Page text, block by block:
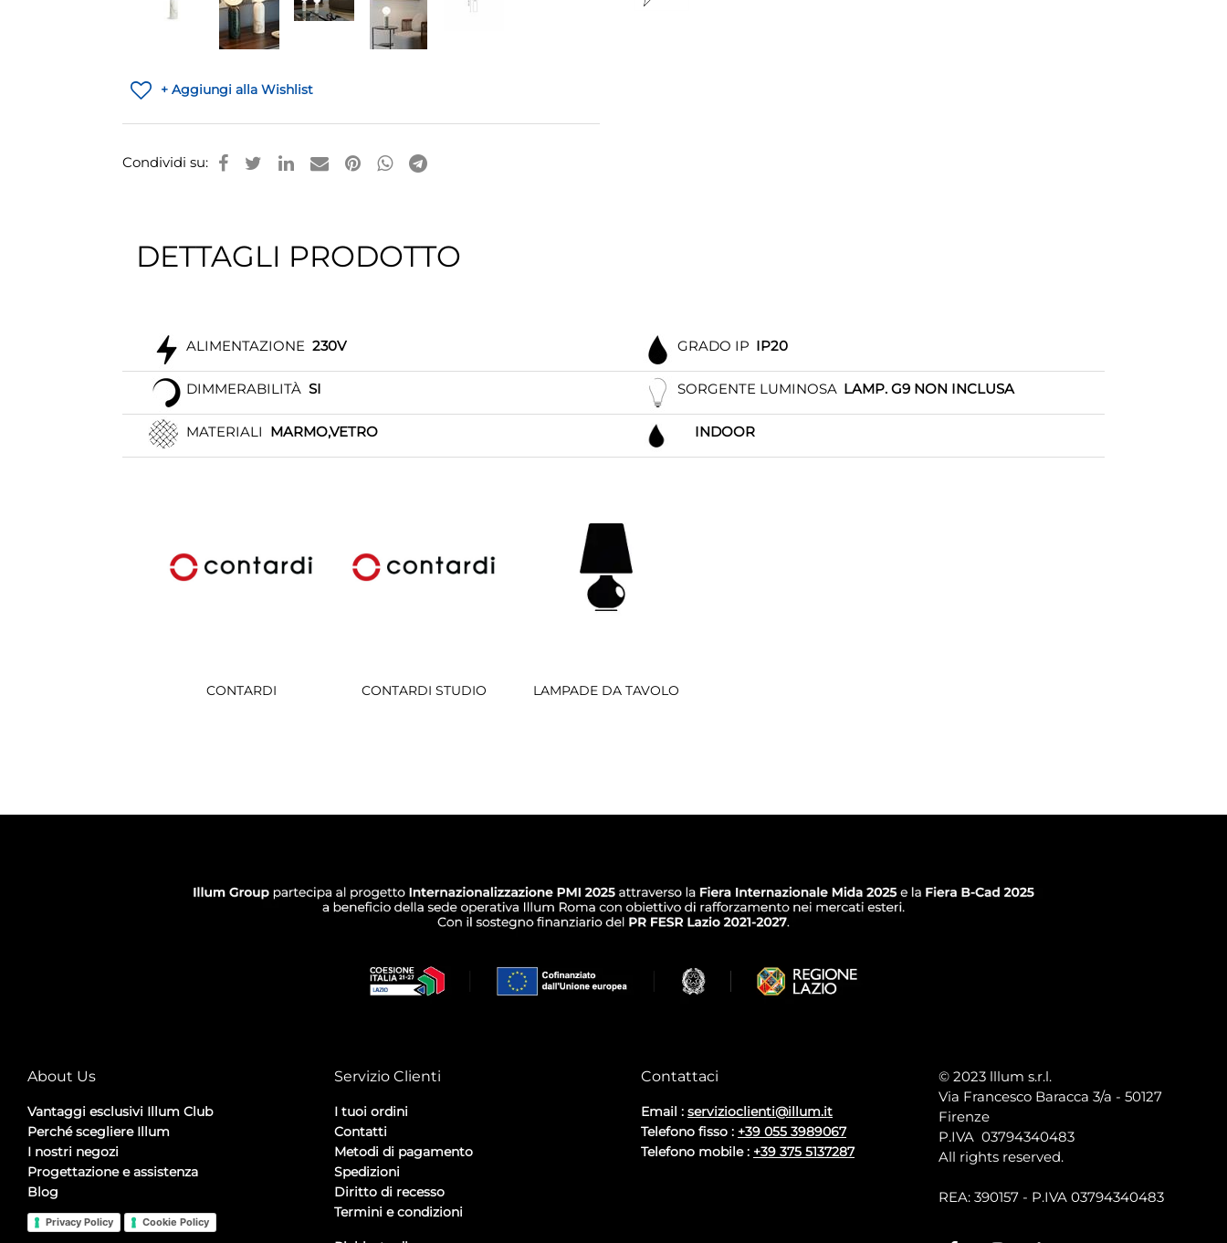
+ Aggiungi alla Wishlist
Condividi su:
DETTAGLI PRODOTTO
ALIMENTAZIONE 230V
DIMMERABILITÀ SI
MATERIALI MARMO,VETRO
GRADO IP IP20
SORGENTE LUMINOSA LAMP. G9 NON INCLUSA
INDOOR
CONTARDI CONTARDI STUDIO LAMPADE DA TAVOLO
About Us
Vantaggi esclusivi Illum Club
Perché scegliere Illum
I nostri negozi
Progettazione e assistenza
Blog
Privacy Policy Cookie Policy
Servizio Clienti
I tuoi ordini
Contatti
Metodi di pagamento
Spedizioni
Diritto di recesso
Termini e condizioni
Contattaci
Email : servizioclienti@illum.it
Telefono fisso : +39 055 3989067
Telefono mobile : +39 375 5137287
© 2023 lllum s.r.l.
Via Francesco Baracca 3/a - 50127
Firenze
P.IVA 03794340483
All rights reserved.
REA: 390157 - P.IVA 03794340483